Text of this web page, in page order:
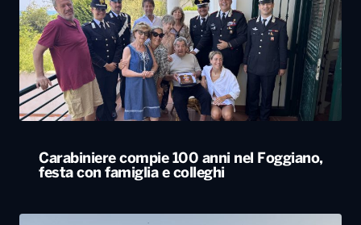
Carabiniere compie 100 anni nel Foggiano,
festa con famiglia e colleghi